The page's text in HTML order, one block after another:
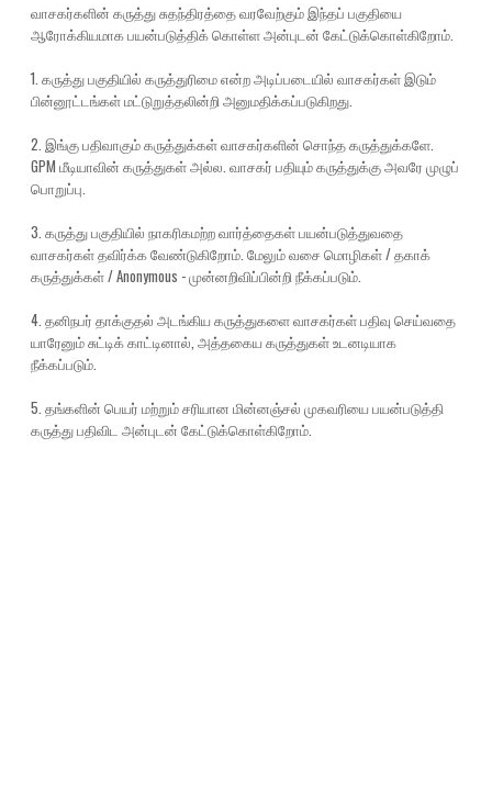
வாசகர்களின் கருத்து சுதந்திரத்தை வரவேற்கும் இந்தப் பகுதியை
ஆரோக்கியமாக பயன்படுத்திக் கொள்ள அன்புடன் கேட்டுக்கொள்கிறோம்.
1. கருத்து பகுதியில் கருத்துரிமை என்ற அடிப்படையில் வாசகர்கள் இடும்
பின்னூட்டங்கள் மட்டுறுத்தலின்றி அனுமதிக்கப்படுகிறது.
2. இங்கு பதிவாகும் கருத்துக்கள் வாசகர்களின் சொந்த கருத்துக்களே.
GPM மீடியாவின் கருத்துகள் அல்ல. வாசகர் பதியும் கருத்துக்கு அவரே முழுப்
பொறுப்பு.
3. கருத்து பகுதியில் நாகரிகமற்ற வார்த்தைகள் பயன்படுத்துவதை
வாசகர்கள் தவிர்க்க வேண்டுகிறோம். மேலும் வசை மொழிகள் / தகாக்
கருத்துக்கள் / Anonymous - முன்னறிவிப்பின்றி நீக்கப்படும்.
4. தனிநபர் தாக்குதல் அடங்கிய கருத்துகளை வாசகர்கள் பதிவு செய்வதை
யாரேனும் சுட்டிக் காட்டினால், அத்தகைய கருத்துகள் உடனடியாக
நீக்கப்படும்.
5. தங்களின் பெயர் மற்றும் சரியான மின்னஞ்சல் முகவரியை பயன்படுத்தி
கருத்து பதிவிட அன்புடன் கேட்டுக்கொள்கிறோம்.